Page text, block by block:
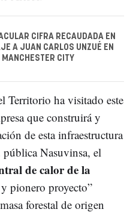
CIFRA RECAUDADA EN
A JUAN CARLOS UNZUÉ EN
MANCHESTER CITY
Territorio ha visitado este
que construirá y
de esta infraestructura
Nasuvinsa, el
de calor de la
pionero proyecto”
forestal de origen